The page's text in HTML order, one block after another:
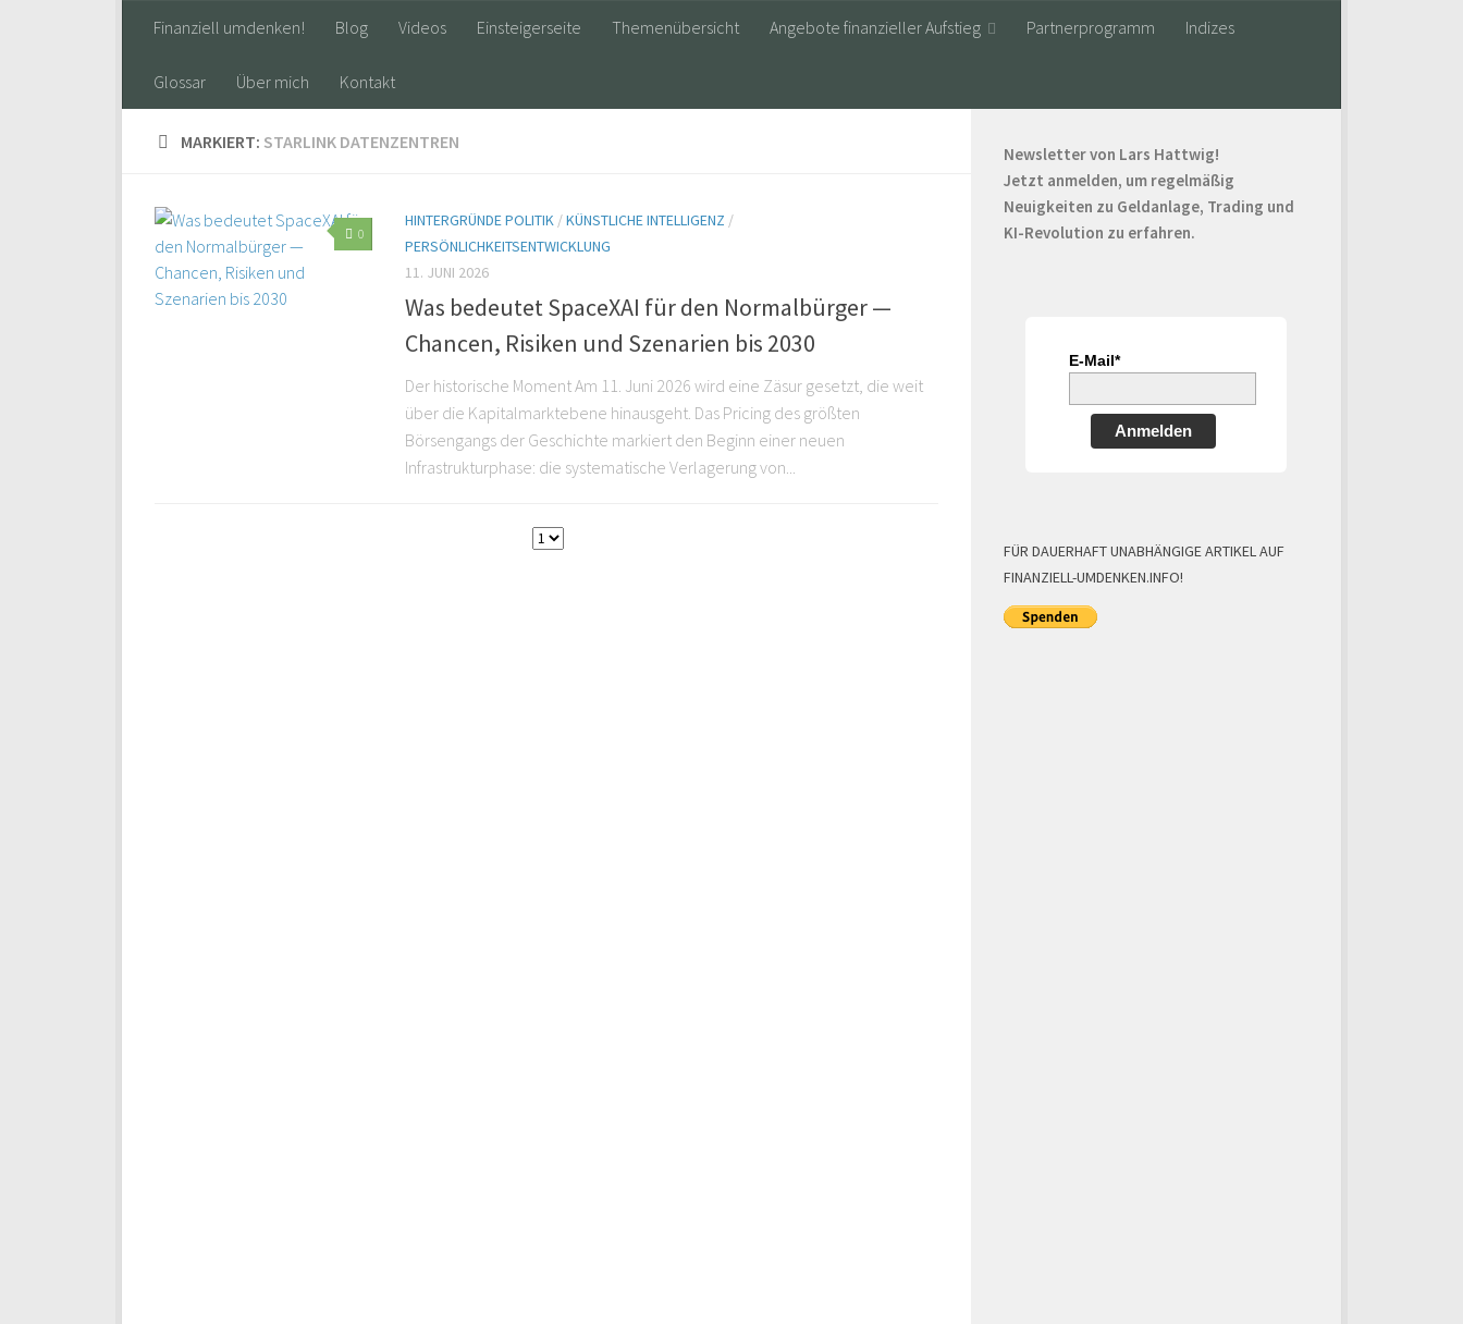
Finanziell umdenken! Blog Videos Einsteigerseite Themenübersicht Angebote finanzieller Aufstieg Partnerprogramm Indizes
Glossar Über mich Kontakt
MARKIERT: STARLINK DATENZENTREN
0
HINTERGRÜNDE POLITIK /KÜNSTLICHE INTELLIGENZ /
PERSÖNLICHKEITSENTWICKLUNG
11. JUNI 2026
Was bedeutet SpaceXAI für den Normalbürger —
Chancen, Risiken und Szenarien bis 2030
Der historische Moment Am 11. Juni 2026 wird eine Zäsur gesetzt, die weit
über die Kapitalmarktebene hinausgeht. Das Pricing des größten
Börsengangs der Geschichte markiert den Beginn einer neuen
Infrastrukturphase: die systematische Verlagerung von...
Newsletter von Lars Hattwig!
Jetzt anmelden, um regelmäßig
Neuigkeiten zu Geldanlage, Trading und
KI-Revolution zu erfahren.
E-Mail*
Anmelden
FÜR DAUERHAFT UNABHÄNGIGE ARTIKEL AUF
FINANZIELL-UMDENKEN.INFO!